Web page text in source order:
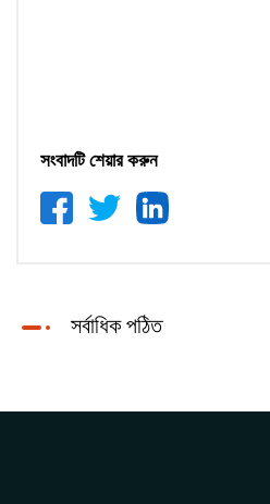
সংবাদটি শেয়ার করুন
সর্বাধিক পঠিত